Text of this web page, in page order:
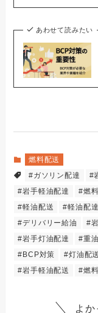
あわせて読みたい
燃料配送
#ガソリン配達
#
#岩手軽油配達
#燃
#軽油配送
#軽油配達
#デリバリー給油
#
#岩手灯油配達
#重
#BCP対策
#灯油配送
#岩手軽油配送
#燃
よか